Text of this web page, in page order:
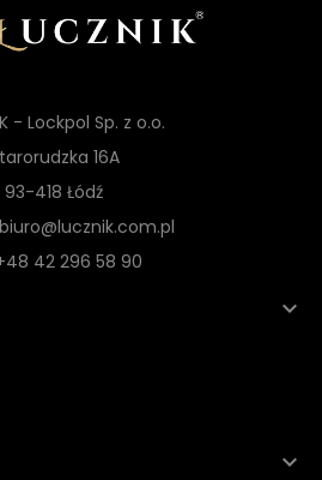
- Lockpol Sp. z o.o.
16A
93-418 Łódź
42 296 58 90